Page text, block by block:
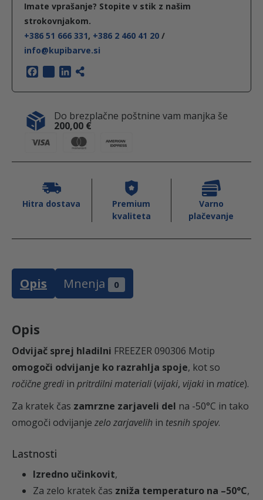
n
a
j
e
b
:
,
3
9
€
a
j
e
6
5
€
.
d
R
9
3
0
6
M
o
p
Imate vprašanje? Stopite v stik z našim
strokovnjakom.
+386 51 666 331, +386 2 460 41 20 /
info@kupibarve.si
c
b
o
o
i
t
e
L
n
e
d
I
Do brezplačne poštnine vam manjka še
200,00 €
Hitra dostava
Premium
kvaliteta
Varno
plačevanje
Opis Mnenja 0
Opis
Odvijač sprej hladilni FREEZER 090306 Motip
omogoči odvijanje ko razrahlja spoje, kot so
ročične gredi in pritrdilni materiali (vijaki, vijaki in matice).
Za kratek čas zamrzne zarjaveli del na -50°C in tako
omogoči odvijanje zelo zarjavelih in tesnih spojev.
Lastnosti
Izredno učinkovit,
Za zelo kratek čas zniža temperaturo na –50°C,